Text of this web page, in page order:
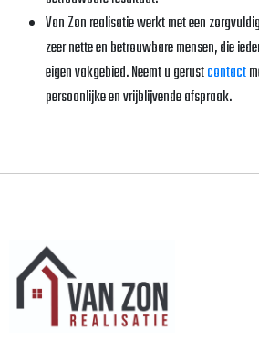
Van Zon realisatie werkt met een
zeer nette en betrouwbare mensen, die
eigen vakgebied. Neemt u gerustcontact
persoonlijke en vrijblijvende afspraak.